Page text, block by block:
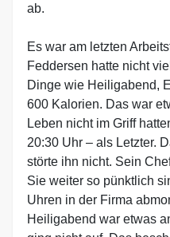
ab.
Es war am letzten
Feddersen hatte nicht
Dinge wie Heiligabend,
600 Kalorien. Das war
Leben nicht im Griff
20:30 Uhr – als Letzter.
störte ihn nicht. Sein
Sie weiter so pünktlich
Uhren in der Firma
Heiligabend war etwas